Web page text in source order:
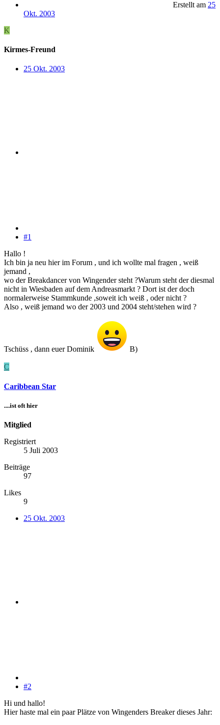
Erstellt am 25
Okt. 2003
K
Kirmes-Freund
25 Okt. 2003
#1
Hallo !
Ich bin ja neu hier im Forum , und ich wollte mal fragen , weiß
jemand ,
wo der Breakdancer von Wingender steht ?Warum steht der diesmal
nicht in Wiesbaden auf dem Andreasmarkt ? Dort ist der doch
normalerweise Stammkunde ,soweit ich weiß , oder nicht ?
Also , weiß jemand wo der 2003 und 2004 steht/stehen wird ?
Tschüss , dann euer Dominik B)
C
Caribbean Star
....ist oft hier
Mitglied
Registriert
5 Juli 2003
Beiträge
97
Likes
9
25 Okt. 2003
#2
Hi und hallo!
Hier haste mal ein paar Plätze von Wingenders Breaker dieses Jahr: